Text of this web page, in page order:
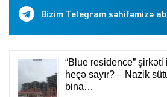
Bizim Telegram səhifəmizə